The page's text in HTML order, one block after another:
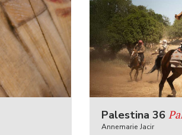
Palestina 36
Annemarie Jacir